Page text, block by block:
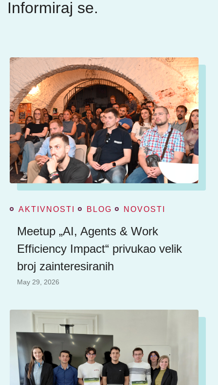
Informiraj se.
AKTIVNOSTI BLOG NOVOSTI
Meetup „AI, Agents & Work
Efficiency Impact“ privukao velik
broj zainteresiranih
May 29, 2026